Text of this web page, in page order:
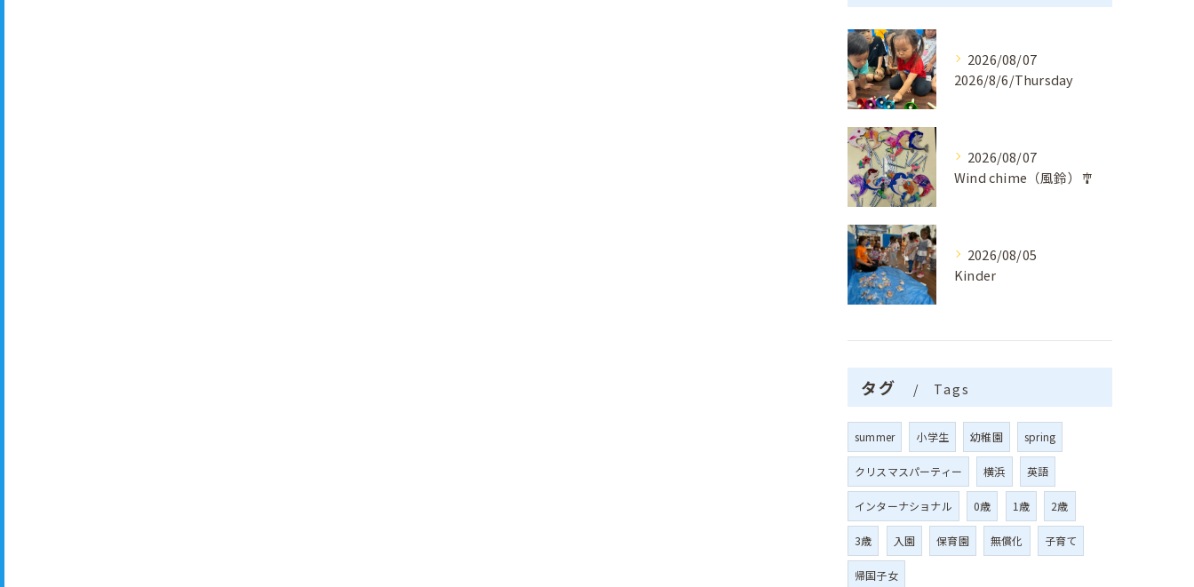
2026/08/07
2026/8/6/Thursday
2026/08/07
Wind chime（風鈴）🎐
2026/08/05
Kinder
タグ Tags
summer 小学生 幼稚園 spring
クリスマスパーティー 横浜 英語
インターナショナル 0歳 1歳 2歳
3歳 入園 保育園 無償化 子育て
帰国子女